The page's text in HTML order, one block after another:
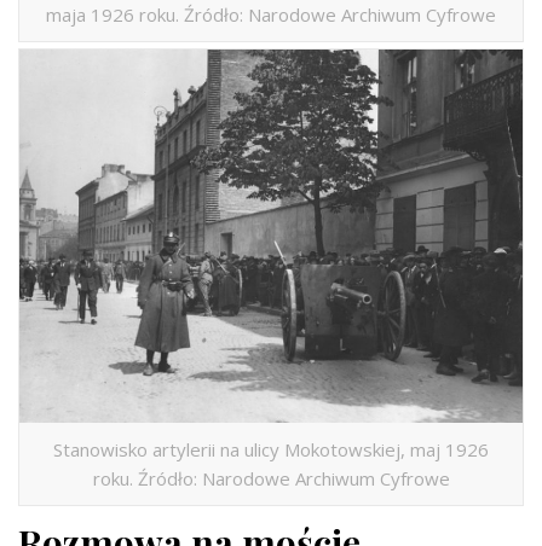
maja 1926 roku. Źródło: Narodowe Archiwum Cyfrowe
Stanowisko artylerii na ulicy Mokotowskiej, maj 1926
roku. Źródło: Narodowe Archiwum Cyfrowe